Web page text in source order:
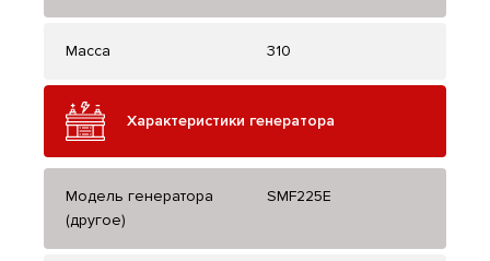
Масса 310
Характеристики генератора
Модель генератора
(другое)
SMF225E